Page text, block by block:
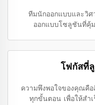
ทีมนักออกแบบและวิศ
ออกแบบโซลูชันที่คุ้
โฟกัสที่
ความพึงพอใจของคุณคื
ทุกขั้นตอน เพื่อให้สำ